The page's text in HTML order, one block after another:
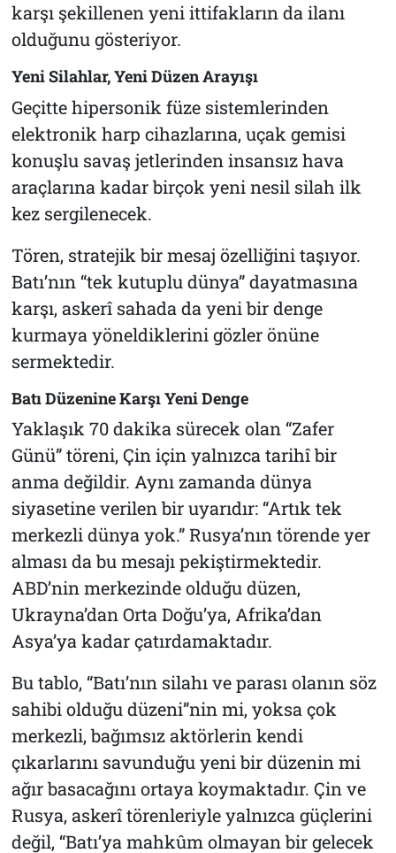
karşı şekillenen yeni ittifakların da ilanı
olduğunu gösteriyor.
Yeni Silahlar, Yeni Düzen Arayışı
Geçitte hipersonik füze sistemlerinden
elektronik harp cihazlarına, uçak gemisi
konuşlu savaş jetlerinden insansız hava
araçlarına kadar birçok yeni nesil silah ilk
kez sergilenecek.
Tören, stratejik bir mesaj özelliğini taşıyor.
Batı’nın “tek kutuplu dünya” dayatmasına
karşı, askerî sahada da yeni bir denge
kurmaya yöneldiklerini gözler önüne
sermektedir.
Batı Düzenine Karşı Yeni Denge
Yaklaşık 70 dakika sürecek olan “Zafer
Günü” töreni, Çin için yalnızca tarihî bir
anma değildir. Aynı zamanda dünya
siyasetine verilen bir uyarıdır: “Artık tek
merkezli dünya yok.” Rusya’nın törende yer
alması da bu mesajı pekiştirmektedir.
ABD’nin merkezinde olduğu düzen,
Ukrayna’dan Orta Doğu’ya, Afrika’dan
Asya’ya kadar çatırdamaktadır.
Bu tablo, “Batı’nın silahı ve parası olanın söz
sahibi olduğu düzeni”nin mi, yoksa çok
merkezli, bağımsız aktörlerin kendi
çıkarlarını savunduğu yeni bir düzenin mi
ağır basacağını ortaya koymaktadır. Çin ve
Rusya, askerî törenleriyle yalnızca güçlerini
değil, “Batı’ya mahkûm olmayan bir gelecek